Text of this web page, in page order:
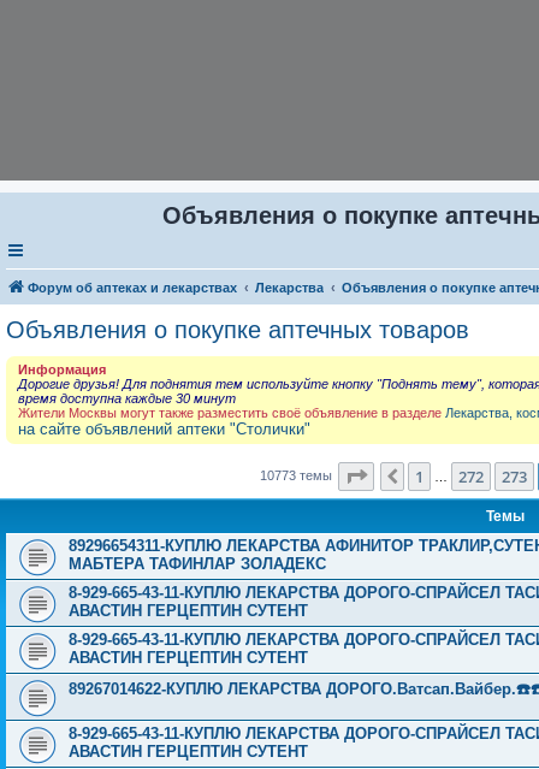
Объявления о покупке
Форум об аптеках и лекарствах Лекарства Объявления о покупке
Объявления о покупке аптечных товаров
Информация
Дорогие друзья! Для поднятия тем используйте кнопку "Поднять тему",
время доступна каждые 30 минут
Жители Москвы могут также разместить своё объявление в разделе Лекарства,
на сайте объявлений аптеки "Столички"
10773 темы Страница 274из 431
Пред.
1 272 273
Темы
89296654311-КУПЛЮ ЛЕКАРСТВА АФИНИТОР
МАБТЕРА ТАФИНЛАР ЗОЛАДЕКС
8-929-665-43-11-КУПЛЮ ЛЕКАРСТВА ДОРОГО-СПРАЙСЕЛ
АВАСТИН ГЕРЦЕПТИН СУТЕНТ
8-929-665-43-11-КУПЛЮ ЛЕКАРСТВА ДОРОГО-СПРАЙСЕЛ
АВАСТИН ГЕРЦЕПТИН СУТЕНТ
89267014622-КУПЛЮ ЛЕКАРСТВА
8-929-665-43-11-КУПЛЮ ЛЕКАРСТВА ДОРОГО-СПРАЙСЕЛ
АВАСТИН ГЕРЦЕПТИН СУТЕНТ